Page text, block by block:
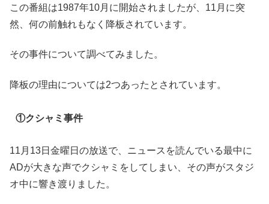
この番組は1987年10月に開始されましたが、11月に突
然、何の前触れもなく降板されています。
その事件について調べてみました。
降板の理由については2つあったとされています。
①クシャミ事件
11月13日金曜日の放送で、ニュースを読んでいる最中に
ADが大きな声でクシャミをしてしまい、その声がスタジ
オ中に響き渡りました。